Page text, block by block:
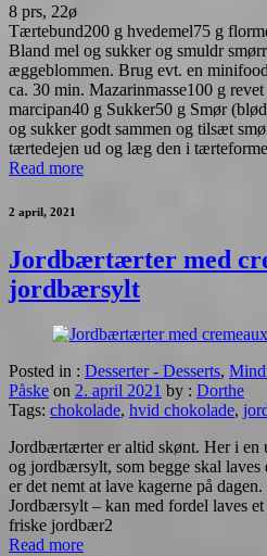
8 prs, 22ø
Tærtebund200 g hvedemel75 g
Bland mel og sukker og smuldr
æggeblommen. Brug evt. en
ca. 30 min. Mazarinmasse100 g revet
marcipan40 g Sukker50 g Smør
og sukker godt sammen og tilsæt
tærtedejen ud og læg den i
Read more
2 april, 2021
Jordbærtærter med
jordbærsylt
Posted in : Desserter - Desserts,
Påske on 2. april 2021 by : Dorthe
Tags: chokolade, hvid chokolade,
Jordbærtærter er altid skønt. Her i en
og jordbærsylt, som begge skal laves
er det nemt at lave kagerne på
Jordbærsylt – kan med fordel laves
friske jordbær2
Read more